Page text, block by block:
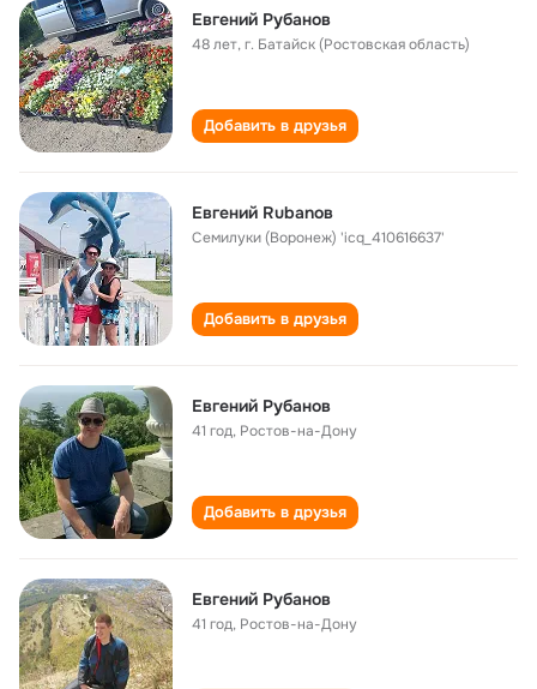
Евгений Рубанов
48 лет,г. Батайск (Ростовская область)
Добавить в друзья
Евгений Rubanов
Семилуки (Воронеж) 'icq_410616637'
Добавить в друзья
Евгений Рубанов
41 год, Ростов-на-Дону
Добавить в друзья
Евгений Рубанов
41 год, Ростов-на-Дону